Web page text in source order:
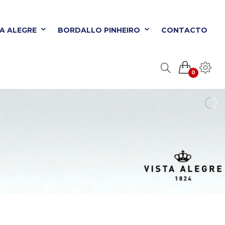
ALEGRE BORDALLO PINHEIRO CONTACTO
0